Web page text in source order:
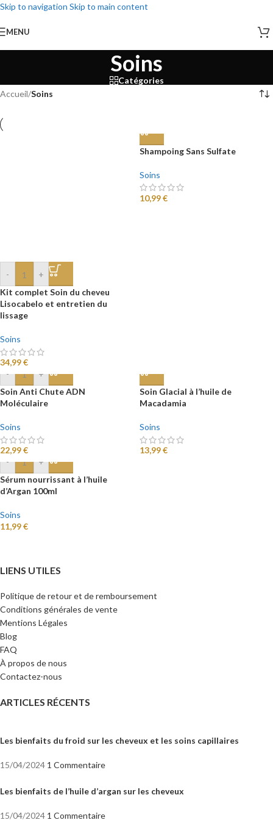
Skip to navigation Skip to main content
MENU
Soins
Catégories
Accueil/Soins
-
+
Kit complet Soin du cheveu
Lisocabelo et entretien du
lissage
Soins
34,99€
Shampoing Sans Sulfate
Soins
10,99€
-
+
Soin Anti Chute ADN
Moléculaire
Soins
22,99€
Soin Glacial à l’huile de
Macadamia
Soins
13,99€
-
+
Sérum nourrissant à l’huile
d’Argan 100ml
Soins
11,99€
LIENS UTILES
Politique de retour et de remboursement
Conditions générales de vente
Mentions Légales
Blog
FAQ
À propos de nous
Contactez-nous
ARTICLES RÉCENTS
Les bienfaits du froid sur les cheveux et les soins capillaires
15/04/2024 1 Commentaire
Les bienfaits de l’huile d’argan sur les cheveux
15/04/2024 1 Commentaire